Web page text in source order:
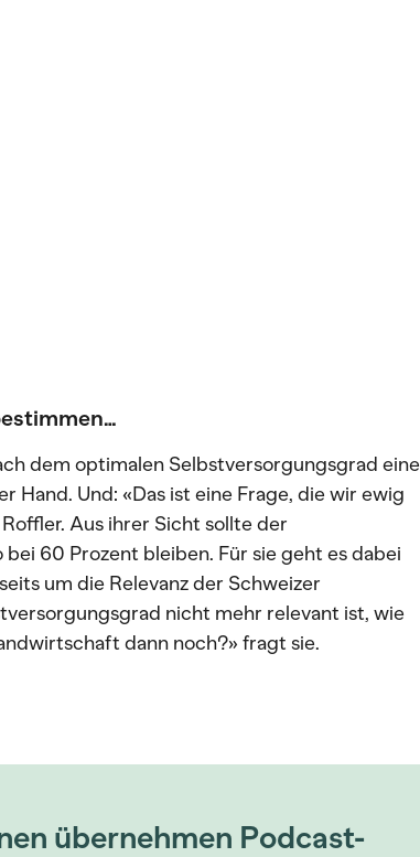
dem optimalen Selbstversorgungsgrad eine
Hand. Und: «Das ist eine Frage, die wir ewig
Aus ihrer Sicht sollte der
60 Prozent bleiben. Für sie geht es dabei
um die Relevanz der Schweizer
nicht mehr relevant ist, wie
dann noch?» fragt sie.
übernehmen Podcast-